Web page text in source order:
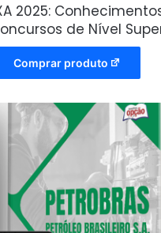
2025:
de Nível
Comprar produto